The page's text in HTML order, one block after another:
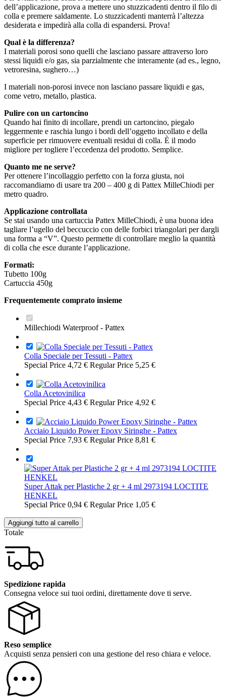
dell’applicazione, prova a mettere uno stuzzicadenti dentro il filo di
colla e premere saldamente. Lo stuzzicadenti manterrà l’altezza
desiderata e impedirà alla colla di espandersi. Prova!
Qual è la differenza?
I materiali porosi sono quelli che lasciano passare attraverso loro
stessi liquidi e/o gas, sia parzialmente che interamente (ad es., legno,
vetroresina, sughero…)
I materiali non-porosi invece non lasciano passare liquidi e gas,
come vetro, metallo, plastica.
Pulire con un cartoncino
Quando hai finito di incollare, prendi un cartoncino, piegalo
leggermente e raschia lungo i bordi dell’oggetto incollato e della
superficie per rimuovere eventuali residui di colla. È il modo
migliore per togliere l’eccedenza del prodotto. Semplice.
Quanto me ne serve?
Per ottenere l’incollaggio perfetto con la forza giusta, noi
raccomandiamo di usare tra 200 – 400 g di Pattex MilleChiodi per
metro quadro.
Applicazione controllata
Se stai usando una cartuccia Pattex MilleChiodi, è una buona idea
tagliare l’ugello del beccuccio con delle forbici triangolari per dargli
una forma a “V”. Questo permette di controllare meglio la quantità
di colla che esce durante l’applicazione.
Formati:
Tubetto 100g
Cartuccia 450g
Frequentemente comprato insieme
Millechiodi Waterproof - Pattex
Colla Speciale per Tessuti - Pattex
Special Price 4,72 € Regular Price 5,25 €
Colla Acetovinilica
Special Price 4,43 € Regular Price 4,92 €
Acciaio Liquido Power Epoxy Siringhe - Pattex
Special Price 7,93 € Regular Price 8,81 €
Super Attak per Plastiche 2 gr + 4 ml 2973194 LOCTITE
HENKEL
Special Price 0,94 € Regular Price 1,05 €
Aggiungi tutto al carrello
Totale
Spedizione rapida
Consegna veloce sui tuoi ordini, direttamente dove ti serve.
Reso semplice
Acquisti senza pensieri con una gestione del reso chiara e veloce.